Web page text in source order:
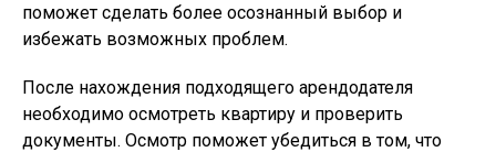
поможет сделать более осознанный выбор и
избежать возможных проблем.
После нахождения подходящего арендодателя
необходимо осмотреть квартиру и проверить
документы. Осмотр поможет убедиться в том, что